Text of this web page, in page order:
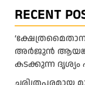
RECENT
അർജുൻ ആയങ്കി,
കടക്കുന്ന